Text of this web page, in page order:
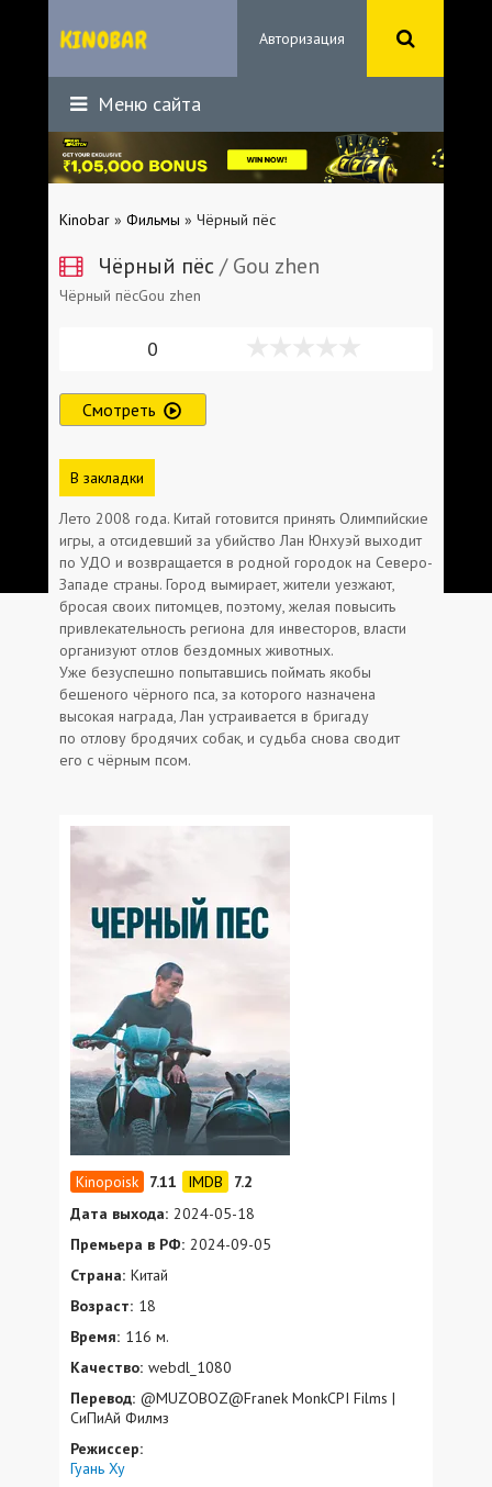
Авторизация
Меню сайта
Kinobar » Фильмы » Чёрный пёс
Чёрный пёс/ Gou zhen
Чёрный пёсGou zhen
0
Смотреть
В закладки
Лето 2008 года. Китай готовится принять Олимпийские
игры, а отсидевший за убийство Лан Юнхуэй выходит
по УДО и возвращается в родной городок на Северо-
Западе страны. Город вымирает, жители уезжают,
бросая своих питомцев, поэтому, желая повысить
привлекательность региона для инвесторов, власти
организуют отлов бездомных животных.
Уже безуспешно попытавшись поймать якобы
бешеного чёрного пса, за которого назначена
высокая награда, Лан устраивается в бригаду
по отлову бродячих собак, и судьба снова сводит
его с чёрным псом.
7.11
7.2
Дата выхода: 2024-05-18
Премьера в РФ: 2024-09-05
Страна: Китай
Возраст: 18
Время: 116 м.
Качество: webdl_1080
Перевод: @MUZOBOZ@Franek MonkCPI Films |
СиПиАй Филмз
Режиссер:
Гуань Ху